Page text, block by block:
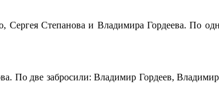
Степанова и Владимира Гордеева. По
По две забросили: Владимир Гордеев,